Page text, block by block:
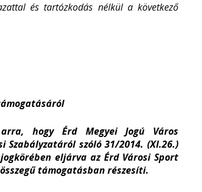
és tartózkodás nélkül a következő
hogy Érd Megyei Jogú Város
Szabályzatáról szóló 31/2014. (XI.26.)
eljárva az Érd Városi Sport
támogatásban részesíti.